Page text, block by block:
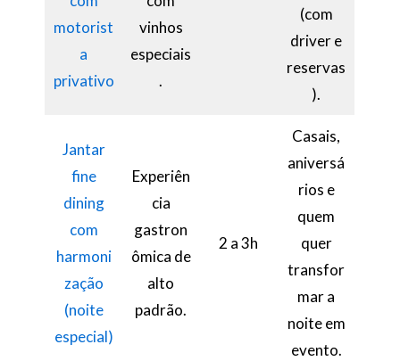
motorist
a
privativo
vinhos
especiais
.
(com
driver e
reservas
).
Jantar
fine
dining
com
harmoni
zação
(noite
especial)
Experiên
cia
gastron
ômica de
alto
padrão.
2 a 3h
Casais,
aniversá
rios e
quem
quer
transfor
mar a
noite em
evento.